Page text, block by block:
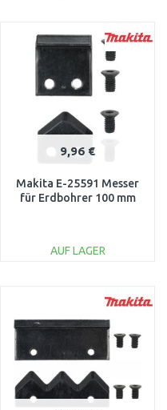
Vergleichen
9,96 €
Makita E-25591 Messer
für Erdbohrer 100 mm
AUF LAGER
Vergleichen